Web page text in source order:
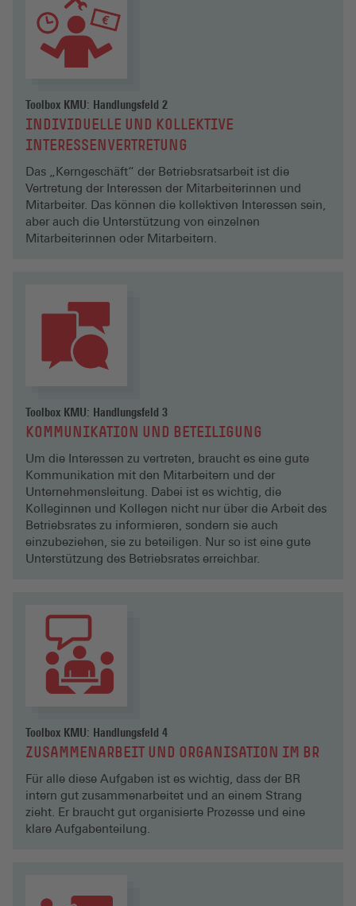
Toolbox KMU: Handlungsfeld 2
INDIVIDUELLE UND KOLLEKTIVE
INTERESSENVERTRETUNG
Das „Kerngeschäft“ der Betriebsratsarbeit ist die
Vertretung der Interessen der Mitarbeiterinnen und
Mitarbeiter. Das können die kollektiven Interessen sein,
aber auch die Unterstützung von einzelnen
Mitarbeiterinnen oder Mitarbeitern.
Toolbox KMU: Handlungsfeld 3
KOMMUNIKATION UND BETEILIGUNG
Um die Interessen zu vertreten, braucht es eine gute
Kommunikation mit den Mitarbeitern und der
Unternehmensleitung. Dabei ist es wichtig, die
Kolleginnen und Kollegen nicht nur über die Arbeit des
Betriebsrates zu informieren, sondern sie auch
einzubeziehen, sie zu beteiligen. Nur so ist eine gute
Unterstützung des Betriebsrates erreichbar.
Toolbox KMU: Handlungsfeld 4
ZUSAMMENARBEIT UND ORGANISATION IM BR
Für alle diese Aufgaben ist es wichtig, dass der BR
intern gut zusammenarbeitet und an einem Strang
zieht. Er braucht gut organisierte Prozesse und eine
klare Aufgabenteilung.